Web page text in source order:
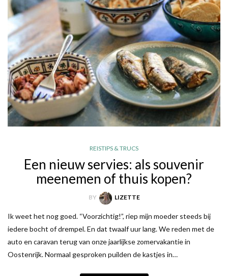
REISTIPS & TRUCS
Een nieuw servies: als souvenir
meenemen of thuis kopen?
BY LIZETTE
Ik weet het nog goed. “Voorzichtig!”, riep mijn moeder steeds bij
iedere bocht of drempel. En dat twaalf uur lang. We reden met de
auto en caravan terug van onze jaarlijkse zomervakantie in
Oostenrijk. Normaal gesproken puilden de kastjes in…